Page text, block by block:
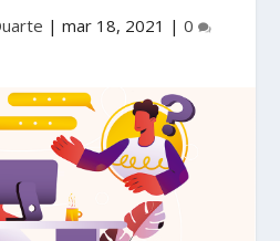
| mar 18, 2021 | 0